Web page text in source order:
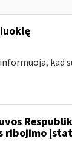
kad